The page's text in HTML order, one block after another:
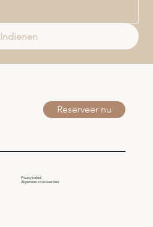
Indienen
Reserveer nu
Privacybeleid
Algemene voorwaarden